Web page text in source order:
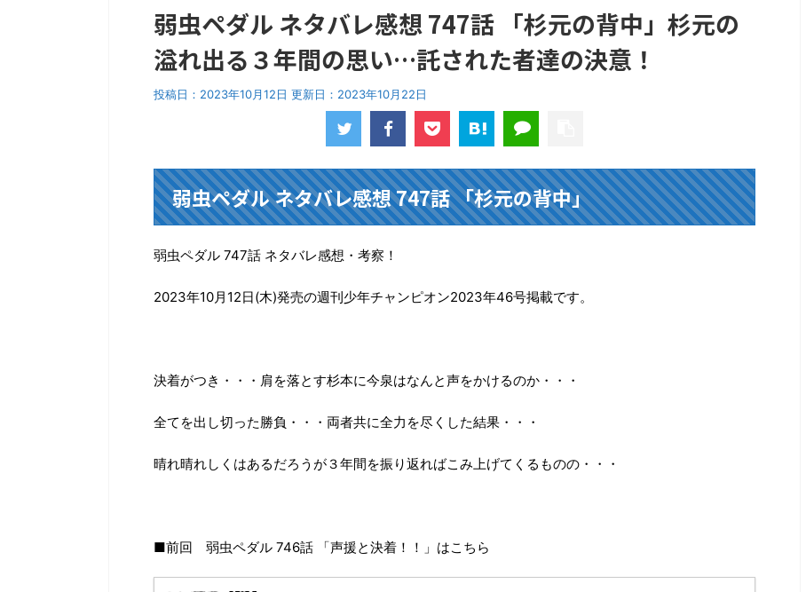
弱虫ペダル ネタバレ感想 747話 「杉元の背中」杉元の
溢れ出る３年間の思い…託された者達の決意！
投稿日：2023年10月12日 更新日： 2023年10月22日
弱虫ペダル ネタバレ感想 747話 「杉元の背中」
弱虫ペダル 747話 ネタバレ感想・考察！
2023年10月12日(木)発売の週刊少年チャンピオン2023年46号掲載です。
決着がつき・・・肩を落とす杉本に今泉はなんと声をかけるのか・・・
全てを出し切った勝負・・・両者共に全力を尽くした結果・・・
晴れ晴れしくはあるだろうが３年間を振り返ればこみ上げてくるものの・・・
■前回 弱虫ペダル 746話 「声援と決着！！」はこちら